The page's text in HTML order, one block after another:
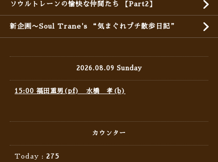
ソウルトレーンの愉快な仲間たち 【Part2】
新企画〜Soul Trane's “気まぐれプチ散歩日記”
2026.08.09 Sunday
15:00 福田重男(pf) 水橋 孝(b)
カウンター
Today : 275